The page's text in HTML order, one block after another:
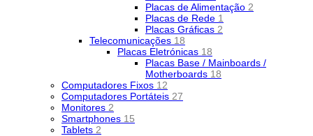
Placas de Alimentação 2
Placas de Rede 1
Placas Gráficas 2
Telecomunicações 18
Placas Eletrónicas 18
Placas Base / Mainboards /
Motherboards 18
Computadores Fixos 12
Computadores Portáteis 27
Monitores 2
Smartphones 15
Tablets 2